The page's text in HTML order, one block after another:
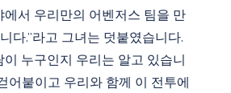
에서 우리만의 어벤저스 팀을 만
다.”라고 그녀는 덧붙였습니다.
이 누구인지 우리는 알고 있습니
어붙이고 우리와 함께 이 전투에